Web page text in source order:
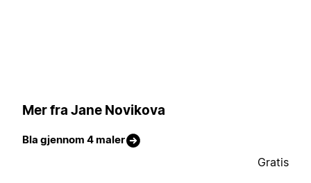
Mer fra Jane Novikova
Bla gjennom 4 maler
Gratis